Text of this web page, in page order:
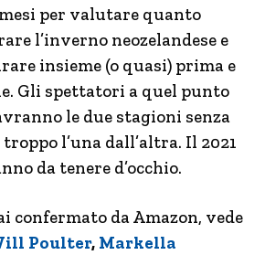
per valutare quanto
l’inverno neozelandese e
insieme (o quasi) prima e
Gli spettatori a quel punto
le due stagioni senza
l’una dall’altra. Il 2021
da tenere d’occhio.
confermato da Amazon, vede
Poulter, Markella